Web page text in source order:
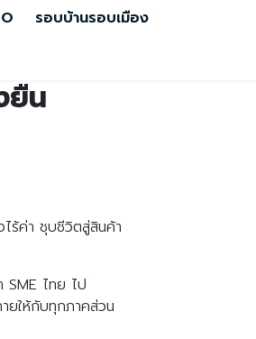
รอบบ้านรอบเมือง
ยืน
ร้ค่า ชุบชีวิตสู่สินค้า
SME ไทย ไป
ยให้กับทุกภาคส่วน